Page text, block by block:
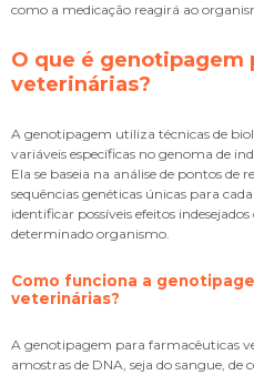
como a medicação reagirá ao
O que é genotipagem
veterinárias?
A genotipagem utiliza técnicas de
variáveis específicas no genoma de
Ela se baseia na análise de pontos de
sequências genéticas únicas para
identificar possíveis efeitos
determinado organismo.
Como funciona a
veterinárias?
A genotipagem para farmacêuticas
amostras de DNA, seja do sangue, de